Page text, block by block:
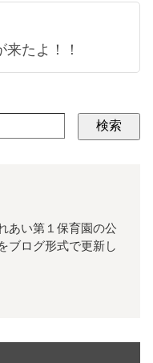
たよ！！
検索
あい第１保育園の公
ブログ形式で更新し